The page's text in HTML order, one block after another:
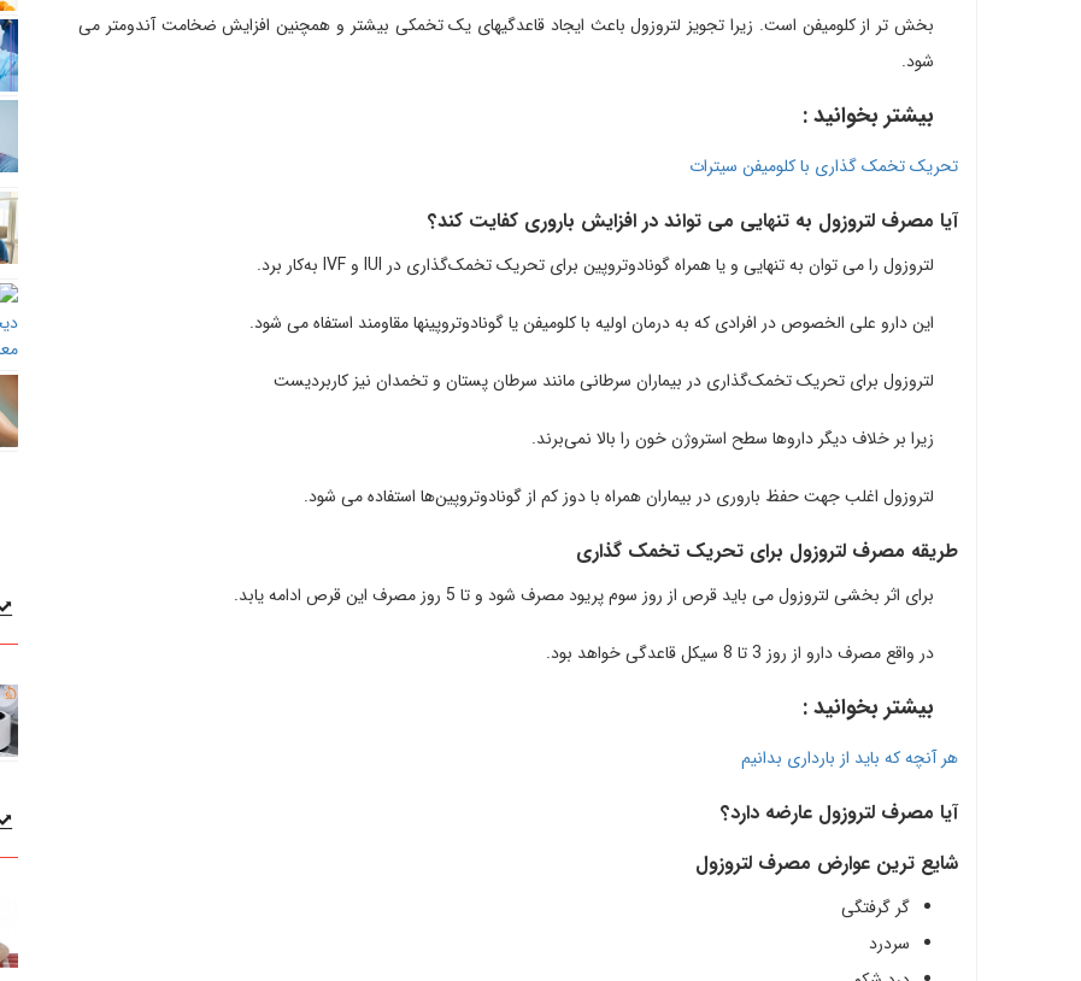
بخش تر از کلومیفن است. زیرا تجویز لتروزول باعث ایجاد قاعدگیهای یک تخمکی بیشتر و همچنین افزایش ضخامت آندومتر می
شود.
بیشتر بخوانید :
تحریک تخمک گذاری با کلومیفن سیترات
آیا مصرف لتروزول به تنهایی می تواند در افزایش باروری کفایت کند؟
لتروزول را می توان به تنهایی و یا همراه گونادوتروپین برای تحریک تخمک‌گذاری در IUI و IVF به‌کار برد.
این دارو علی الخصوص در افرادی که به درمان اولیه با کلومیفن یا گونادوتروپینها مقاومند استفاه می شود.
لتروزول برای تحریک تخمک‌گذاری در بیماران سرطانی مانند سرطان پستان و تخمدان نیز کاربردیست
زیرا بر خلاف دیگر داروها سطح استروژن خون را بالا نمی‌برند.
لتروزول اغلب جهت حفظ باروری در بیماران همراه با دوز کم از گونادوتروپین‌ها استفاده می شود.
طریقه مصرف لتروزول برای تحریک تخمک گذاری
برای اثر بخشی لتروزول می باید قرص از روز سوم پریود مصرف شود و تا 5 روز مصرف این قرص ادامه یابد.
در واقع مصرف دارو از روز 3 تا 8 سیکل قاعدگی خواهد بود.
بیشتر بخوانید :
هر آنچه که باید از بارداری بدانیم
آیا مصرف لتروزول عارضه دارد؟
شایع ترین عوارض مصرف لتروزول
گر گرفتگی
سردرد